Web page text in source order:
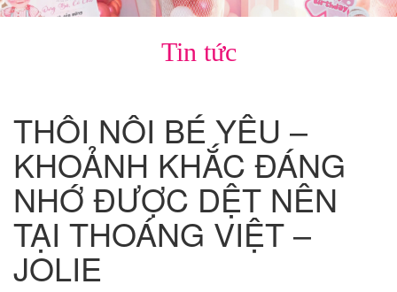
Tin tức
THÔI NÔI BÉ YÊU –
KHOẢNH KHẮC ĐÁNG
NHỚ ĐƯỢC DỆT NÊN
TẠI THOÁNG VIỆT –
JOLIE